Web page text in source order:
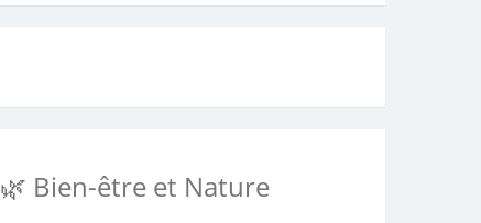
🌿 Bien-être et Nature